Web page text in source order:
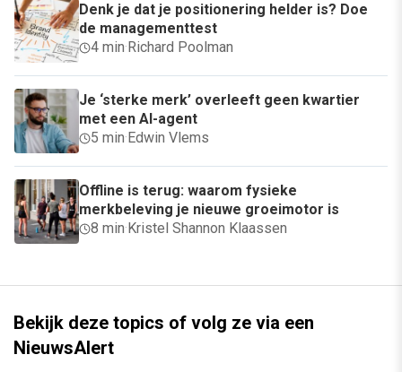
Denk je dat je positionering helder is? Doe
de managementtest
4 min· Richard Poolman
Je ‘sterke merk’ overleeft geen kwartier
met een AI-agent
5 min· Edwin Vlems
Offline is terug: waarom fysieke
merkbeleving je nieuwe groeimotor is
8 min· Kristel Shannon Klaassen
Bekijk deze topics of volg ze via een
NieuwsAlert